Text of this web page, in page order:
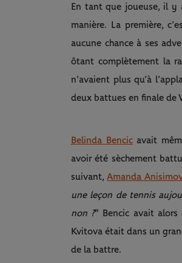
En tant que joueuse, il y
manière. La première,
aucune chance à ses
ôtant complètement la
n’avaient plus qu’à
deux battues en finale de
Belinda Bencicavait
avoir été sèchement
suivant,Amanda
une leçon de tennis
non ?" Bencic avait alors
Kvitova était dans un
de la battre.